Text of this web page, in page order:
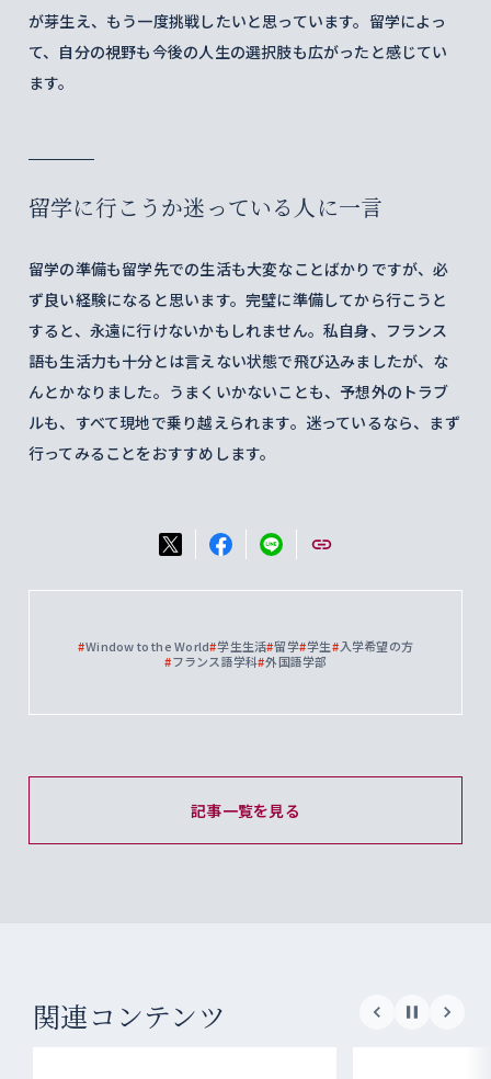
が芽生え、もう一度挑戦したいと思っています。留学によっ
て、自分の視野も今後の人生の選択肢も広がったと感じてい
ます。
留学に行こうか迷っている人に一言
留学の準備も留学先での生活も大変なことばかりですが、必
ず良い経験になると思います。完璧に準備してから行こうと
すると、永遠に行けないかもしれません。私自身、フランス
語も生活力も十分とは言えない状態で飛び込みましたが、な
んとかなりました。うまくいかないことも、予想外のトラブ
ルも、すべて現地で乗り越えられます。迷っているなら、まず
行ってみることをおすすめします。
#Window to the World#学生生活#留学#学生#入学希望の方
#フランス語学科#外国語学部
記事一覧を見る
関連コンテンツ